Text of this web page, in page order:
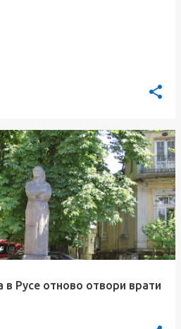
в Русе отново отвори врати